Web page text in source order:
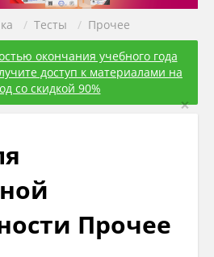
/ Тесты / Прочее
окончания учебного года
доступ к материалами на
со скидкой 90%
×
Прочее